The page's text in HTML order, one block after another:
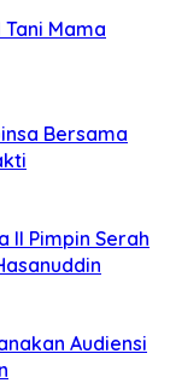
Mama
Bersama
II Pimpin Serah
Audiensi